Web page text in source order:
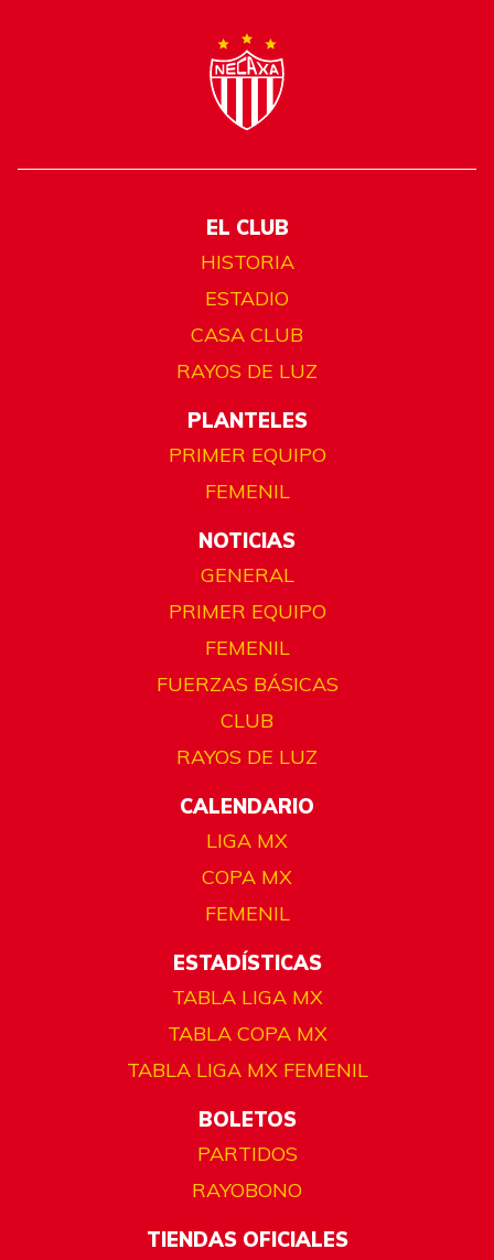
EL CLUB
HISTORIA
ESTADIO
CASA CLUB
RAYOS DE LUZ
PLANTELES
PRIMER EQUIPO
FEMENIL
NOTICIAS
GENERAL
PRIMER EQUIPO
FEMENIL
FUERZAS BÁSICAS
CLUB
RAYOS DE LUZ
CALENDARIO
LIGA MX
COPA MX
FEMENIL
ESTADÍSTICAS
TABLA LIGA MX
TABLA COPA MX
TABLA LIGA MX FEMENIL
BOLETOS
PARTIDOS
RAYOBONO
TIENDAS OFICIALES